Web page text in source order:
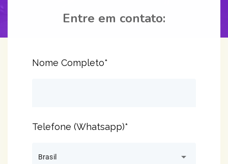
Entre em contato:
Nome Completo*
Telefone (Whatsapp)*
Brasil arrow_drop_down